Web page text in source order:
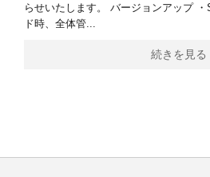
らせいたします。 バージョンアップ
ド時、全体管...
続きを見る